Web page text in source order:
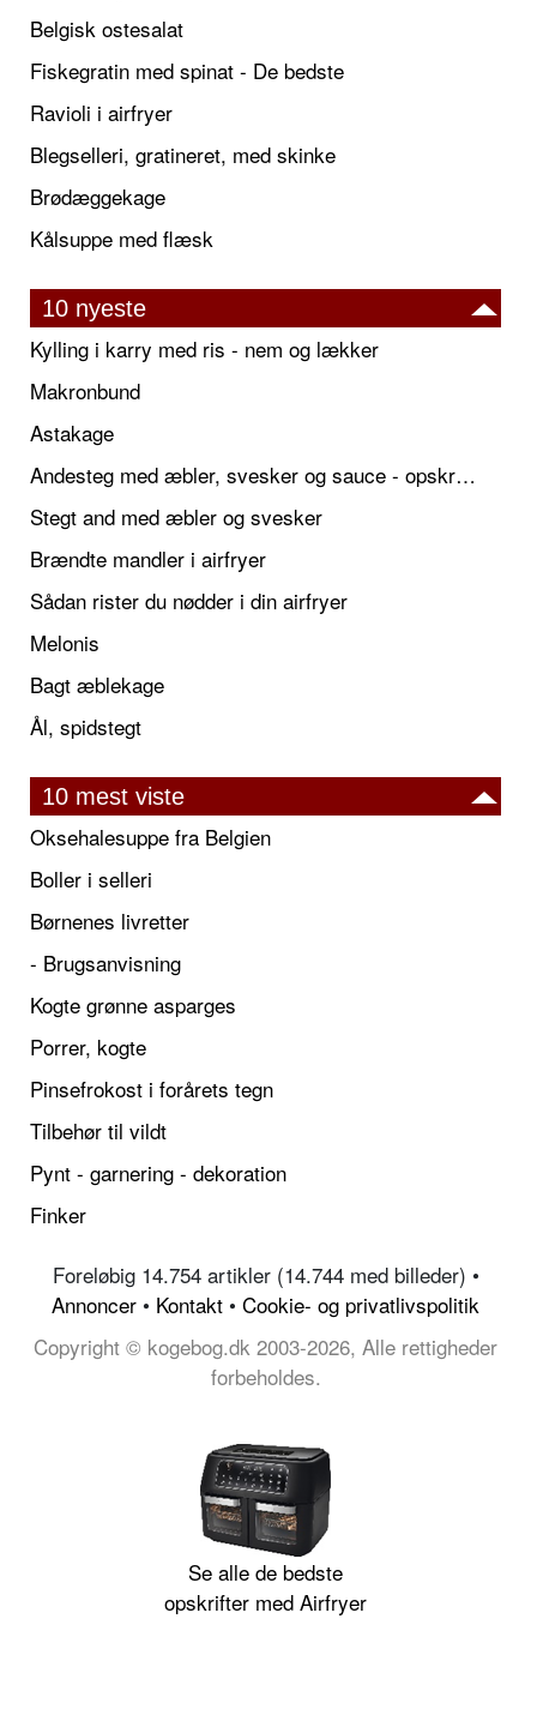
Belgisk ostesalat
Fiskegratin med spinat - De bedste
Ravioli i airfryer
Blegselleri, gratineret, med skinke
Brødæggekage
Kålsuppe med flæsk
10 nyeste
Kylling i karry med ris - nem og lækker
Makronbund
Astakage
Andesteg med æbler, svesker og sauce - opskrift også til jul
Stegt and med æbler og svesker
Brændte mandler i airfryer
Sådan rister du nødder i din airfryer
Melonis
Bagt æblekage
Ål, spidstegt
10 mest viste
Oksehalesuppe fra Belgien
Boller i selleri
Børnenes livretter
- Brugsanvisning
Kogte grønne asparges
Porrer, kogte
Pinsefrokost i forårets tegn
Tilbehør til vildt
Pynt - garnering - dekoration
Finker
Foreløbig 14.754 artikler (14.744 med billeder) •
Annoncer • Kontakt • Cookie- og privatlivspolitik
Copyright © kogebog.dk 2003-2026, Alle rettigheder
forbeholdes.
Se alle de bedste
opskrifter med Airfryer